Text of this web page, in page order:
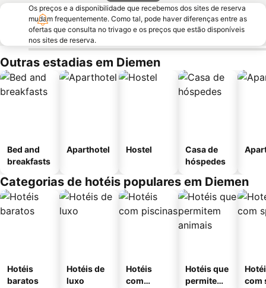
Os preços e a disponibilidade que recebemos dos sites de reserva
mudam frequentemente. Como tal, pode haver diferenças entre as
ofertas que consulta no trivago e os preços que estão disponíveis
nos sites de reserva.
Outras estadias em Diemen
Bed and
breakfasts
Aparthotel Hostel
Casa de
hóspedes
Categorias de hotéis populares em Diemen
Hotéis
baratos
Hotéis de
luxo
Hotéis
com
Hotéis que
permitem
com